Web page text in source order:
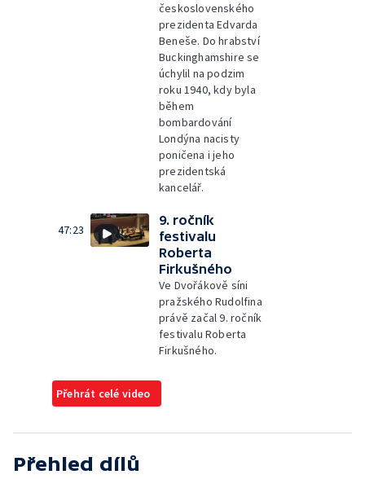
československého
prezidenta Edvarda
Beneše. Do hrabství
Buckinghamshire se
úchylil na podzim
roku 1940, kdy byla
během
bombardování
Londýna nacisty
poničena i jeho
prezidentská
kancelář.
47:23
9. ročník
festivalu
Roberta
Firkušného
Ve Dvořákově síni
pražského Rudolfina
právě začal 9. ročník
festivalu Roberta
Firkušného.
Přehrát celé video
Přehled dílů